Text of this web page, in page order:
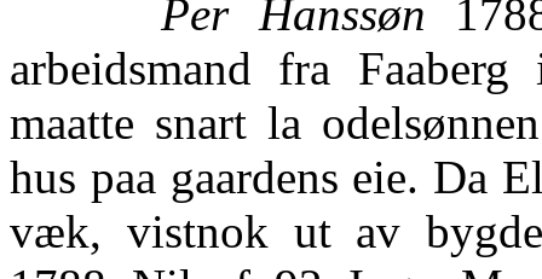
Per Hanssøn
arbeidsmand fra
maatte snart la
hus paa gaardens eie. Da
væk, vistnok ut av